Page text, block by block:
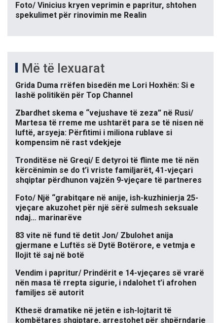
Foto/ Vinicius kryen veprimin e papritur, shtohen
spekulimet për rinovimin me Realin
Më të lexuarat
Grida Duma rrëfen bisedën me Lori Hoxhën: Si e
lashë politikën për Top Channel
Zbardhet skema e “vejushave të zeza” në Rusi/
Martesa të rreme me ushtarët para se të nisen në
luftë, arsyeja: Përfitimi i miliona rublave si
kompensim në rast vdekjeje
Tronditëse në Greqi/ E detyroi të flinte me të nën
kërcënimin se do t’i vriste familjarët, 41-vjeçari
shqiptar përdhunon vajzën 9-vjeçare të partneres
Foto/ Një “grabitqare në anije, ish-kuzhinierja 25-
vjeçare akuzohet për një sërë sulmesh seksuale
ndaj… marinarëve
83 vite në fund të detit Jon/ Zbulohet anija
gjermane e Luftës së Dytë Botërore, e vetmja e
llojit të saj në botë
Vendim i papritur/ Prindërit e 14-vjeçares së vrarë
nën masa të rrepta sigurie, i ndalohet t’i afrohen
familjes së autorit
Kthesë dramatike në jetën e ish-lojtarit të
kombëtares shqiptare, arrestohet për shpërndarje